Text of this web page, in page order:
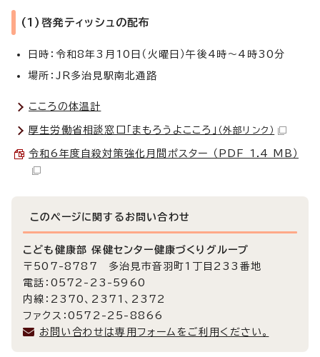
(1)啓発ティッシュの配布
日時：令和8年3月10日（火曜日）午後4時～4時30分
場所：JR多治見駅南北通路
こころの体温計
厚生労働省相談窓口「まもろうよこころ」 （外部リンク）
令和6年度自殺対策強化月間ポスター （PDF 1.4 MB）
このページに関する お問い合わせ
こども健康部 保健センター健康づくりグループ
〒507-8787 多治見市音羽町1丁目233番地
電話：0572-23-5960
内線：2370、2371、2372
ファクス：0572-25-8866
お問い合わせは専用フォームをご利用ください。